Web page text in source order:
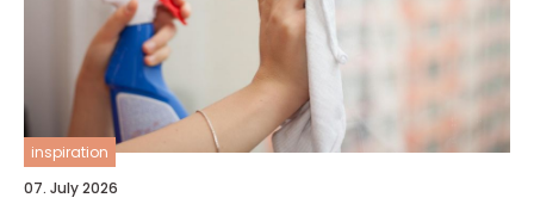
inspiration
07. July 2026